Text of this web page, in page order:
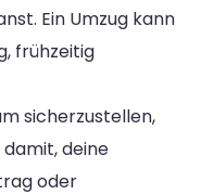
Ein Umzug kann
frühzeitig
sicherzustellen,
deine
oder